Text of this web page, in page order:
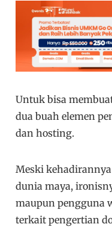
Untuk bisa
dua buah elemen
dan hosting.
Meski
dunia maya,
maupun pengguna
terkait pengertian